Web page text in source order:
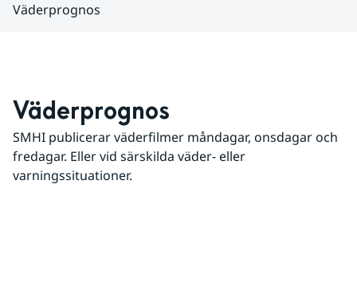
Väderprognos
Väderprognos
SMHI publicerar väderfilmer måndagar, onsdagar och
fredagar. Eller vid särskilda väder- eller
varningssituationer.